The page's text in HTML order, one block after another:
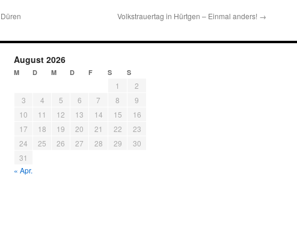
Volkstrauertag in Hürtgen – Einmal anders! →
August 2026
M D M D F S S
1
2
3
4 5 6 7 8
9
10
11 12 13 14 15
16
17
18 19 20 21 22
23
24
25 26 27 28 29
30
31
« Apr.